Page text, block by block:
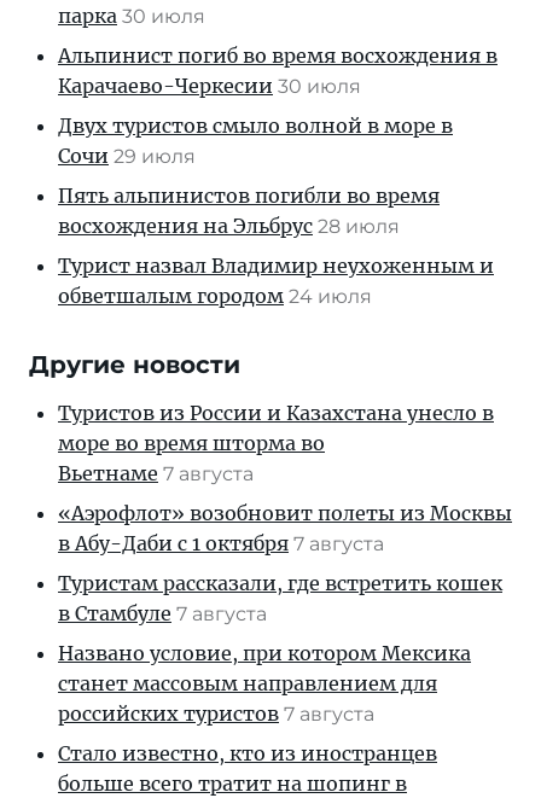
парка 30 июля
Альпинист погиб во время восхождения в
Карачаево-Черкесии 30 июля
Двух туристов смыло волной в море в
Сочи 29 июля
Пять альпинистов погибли во время
восхождения на Эльбрус 28 июля
Турист назвал Владимир неухоженным и
обветшалым городом 24 июля
Другие новости
Туристов из России и Казахстана унесло в
море во время шторма во
Вьетнаме 7 августа
«Аэрофлот» возобновит полеты из Москвы
в Абу-Даби с 1 октября 7 августа
Туристам рассказали, где встретить кошек
в Стамбуле 7 августа
Названо условие, при котором Мексика
станет массовым направлением для
российских туристов 7 августа
Стало известно, кто из иностранцев
больше всего тратит на шопинг в